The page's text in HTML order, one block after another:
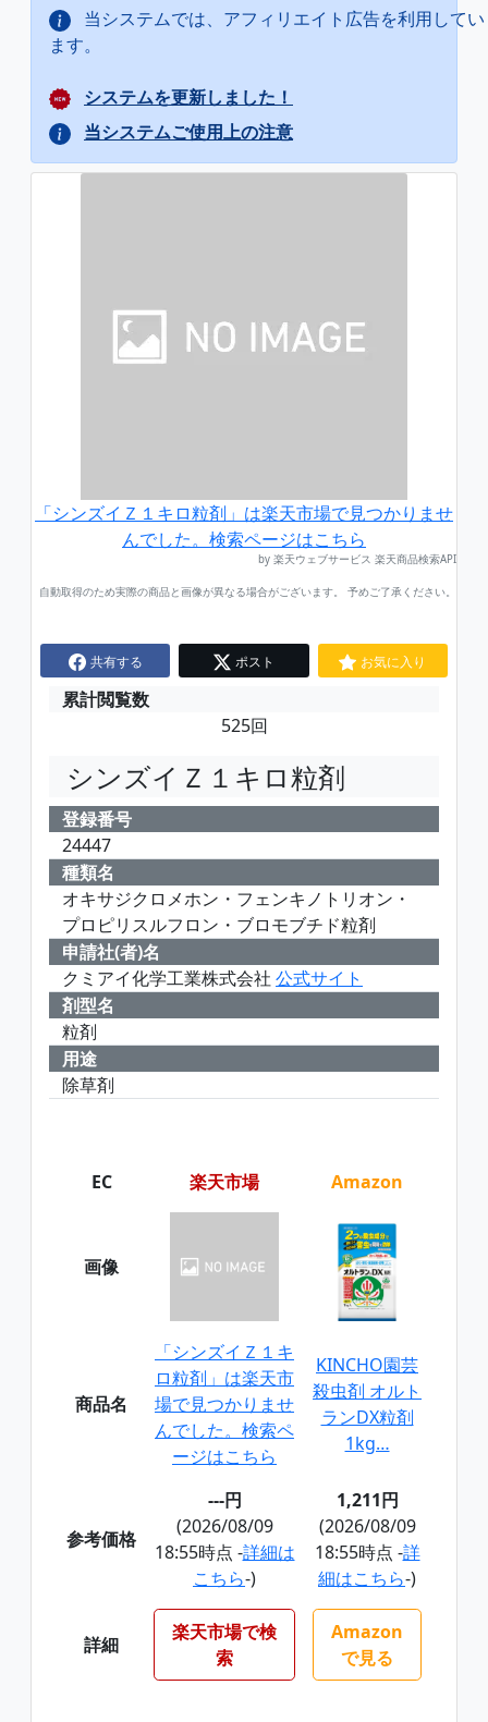
当システムでは、アフィリエイト広告を利用してい
ます。
システムを更新しました！
当システムご使用上の注意
「シンズイＺ１キロ粒剤」は楽天市場で見つかりませ
んでした。検索ページはこちら
by 楽天ウェブサービス 楽天商品検索API
自動取得のため実際の商品と画像が異なる場合がございます。 予めご了承ください。
共有する ポスト お気に入り
累計閲覧数
525回
シンズイＺ１キロ粒剤
登録番号
24447
種類名
オキサジクロメホン・フェンキノトリオン・
プロピリスルフロン・ブロモブチド粒剤
申請社(者)名
クミアイ化学工業株式会社 公式サイト
剤型名
粒剤
用途
除草剤
EC 楽天市場 Amazon
画像
商品名
「シンズイＺ１キ
ロ粒剤」は楽天市
場で見つかりませ
んでした。検索ペ
ージはこちら
KINCHO園芸
殺虫剤 オルト
ランDX粒剤
1kg…
参考価格
---円
(2026/08/09
18:55時点 -詳細は
こちら-)
1,211円
(2026/08/09
18:55時点 -詳
細はこちら-)
詳細
楽天市場で検
索
Amazon
で見る